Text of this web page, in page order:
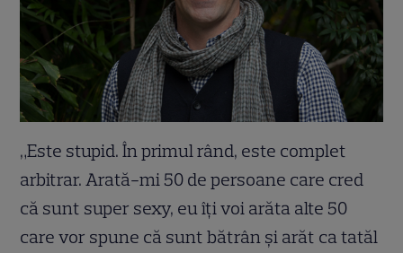
„Este stupid. În primul rând, este complet
arbitrar. Arată-mi 50 de persoane care cred
că sunt super sexy, eu îți voi arăta alte 50
care vor spune că sunt bătrân și arăt ca tatăl